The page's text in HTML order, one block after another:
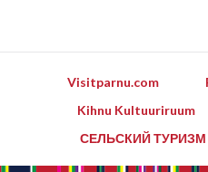
Visitparnu.com
Kihnu Kultuuriruum
СЕЛЬСКИЙ ТУРИЗМ